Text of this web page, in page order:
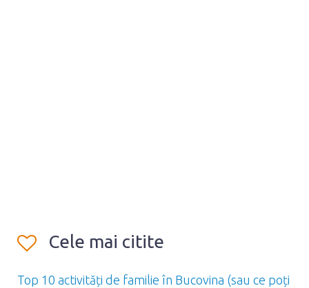
Cele mai citite
Top 10 activități de familie în Bucovina (sau ce poți